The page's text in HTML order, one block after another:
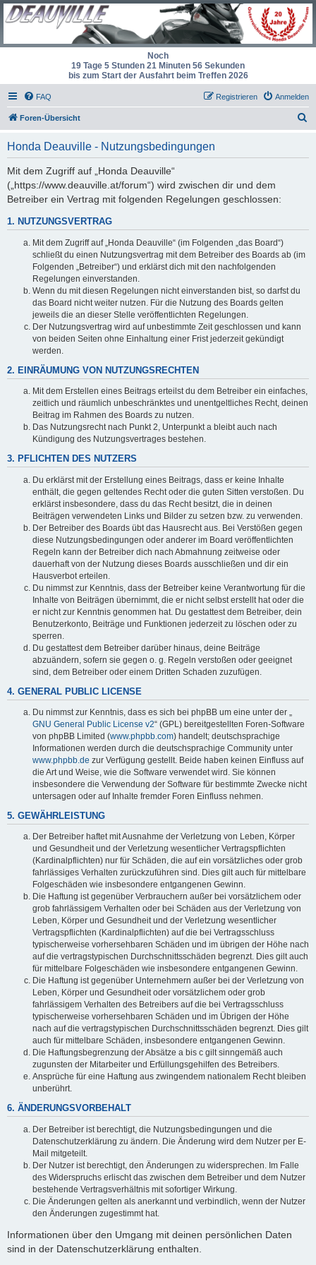
Noch
19 Tage 5 Stunden 21 Minuten 56 Sekunden
bis zum Start der Ausfahrt beim Treffen 2026
FAQ Anmelden
Registrieren
Foren-Übersicht
Honda Deauville - Nutzungsbedingungen
Mit dem Zugriff auf „Honda Deauville“
(„https://www.deauville.at/forum“) wird zwischen dir und dem
Betreiber ein Vertrag mit folgenden Regelungen geschlossen:
1. NUTZUNGSVERTRAG
Mit dem Zugriff auf „Honda Deauville“ (im Folgenden „das Board“)
schließt du einen Nutzungsvertrag mit dem Betreiber des Boards ab (im
Folgenden „Betreiber“) und erklärst dich mit den nachfolgenden
Regelungen einverstanden.
Wenn du mit diesen Regelungen nicht einverstanden bist, so darfst du
das Board nicht weiter nutzen. Für die Nutzung des Boards gelten
jeweils die an dieser Stelle veröffentlichten Regelungen.
Der Nutzungsvertrag wird auf unbestimmte Zeit geschlossen und kann
von beiden Seiten ohne Einhaltung einer Frist jederzeit gekündigt
werden.
2. EINRÄUMUNG VON NUTZUNGSRECHTEN
Mit dem Erstellen eines Beitrags erteilst du dem Betreiber ein einfaches,
zeitlich und räumlich unbeschränktes und unentgeltliches Recht, deinen
Beitrag im Rahmen des Boards zu nutzen.
Das Nutzungsrecht nach Punkt 2, Unterpunkt a bleibt auch nach
Kündigung des Nutzungsvertrages bestehen.
3. PFLICHTEN DES NUTZERS
Du erklärst mit der Erstellung eines Beitrags, dass er keine Inhalte
enthält, die gegen geltendes Recht oder die guten Sitten verstoßen. Du
erklärst insbesondere, dass du das Recht besitzt, die in deinen
Beiträgen verwendeten Links und Bilder zu setzen bzw. zu verwenden.
Der Betreiber des Boards übt das Hausrecht aus. Bei Verstößen gegen
diese Nutzungsbedingungen oder anderer im Board veröffentlichten
Regeln kann der Betreiber dich nach Abmahnung zeitweise oder
dauerhaft von der Nutzung dieses Boards ausschließen und dir ein
Hausverbot erteilen.
Du nimmst zur Kenntnis, dass der Betreiber keine Verantwortung für die
Inhalte von Beiträgen übernimmt, die er nicht selbst erstellt hat oder die
er nicht zur Kenntnis genommen hat. Du gestattest dem Betreiber, dein
Benutzerkonto, Beiträge und Funktionen jederzeit zu löschen oder zu
sperren.
Du gestattest dem Betreiber darüber hinaus, deine Beiträge
abzuändern, sofern sie gegen o. g. Regeln verstoßen oder geeignet
sind, dem Betreiber oder einem Dritten Schaden zuzufügen.
4. GENERAL PUBLIC LICENSE
Du nimmst zur Kenntnis, dass es sich bei phpBB um eine unter der „
GNU General Public License v2“ (GPL) bereitgestellten Foren-Software
von phpBB Limited (www.phpbb.com) handelt; deutschsprachige
Informationen werden durch die deutschsprachige Community unter
www.phpbb.de zur Verfügung gestellt. Beide haben keinen Einfluss auf
die Art und Weise, wie die Software verwendet wird. Sie können
insbesondere die Verwendung der Software für bestimmte Zwecke nicht
untersagen oder auf Inhalte fremder Foren Einfluss nehmen.
5. GEWÄHRLEISTUNG
Der Betreiber haftet mit Ausnahme der Verletzung von Leben, Körper
und Gesundheit und der Verletzung wesentlicher Vertragspflichten
(Kardinalpflichten) nur für Schäden, die auf ein vorsätzliches oder grob
fahrlässiges Verhalten zurückzuführen sind. Dies gilt auch für mittelbare
Folgeschäden wie insbesondere entgangenen Gewinn.
Die Haftung ist gegenüber Verbrauchern außer bei vorsätzlichem oder
grob fahrlässigem Verhalten oder bei Schäden aus der Verletzung von
Leben, Körper und Gesundheit und der Verletzung wesentlicher
Vertragspflichten (Kardinalpflichten) auf die bei Vertragsschluss
typischerweise vorhersehbaren Schäden und im übrigen der Höhe nach
auf die vertragstypischen Durchschnittsschäden begrenzt. Dies gilt auch
für mittelbare Folgeschäden wie insbesondere entgangenen Gewinn.
Die Haftung ist gegenüber Unternehmern außer bei der Verletzung von
Leben, Körper und Gesundheit oder vorsätzlichem oder grob
fahrlässigem Verhalten des Betreibers auf die bei Vertragsschluss
typischerweise vorhersehbaren Schäden und im Übrigen der Höhe
nach auf die vertragstypischen Durchschnittsschäden begrenzt. Dies gilt
auch für mittelbare Schäden, insbesondere entgangenen Gewinn.
Die Haftungsbegrenzung der Absätze a bis c gilt sinngemäß auch
zugunsten der Mitarbeiter und Erfüllungsgehilfen des Betreibers.
Ansprüche für eine Haftung aus zwingendem nationalem Recht bleiben
unberührt.
6. ÄNDERUNGSVORBEHALT
Der Betreiber ist berechtigt, die Nutzungsbedingungen und die
Datenschutzerklärung zu ändern. Die Änderung wird dem Nutzer per E-
Mail mitgeteilt.
Der Nutzer ist berechtigt, den Änderungen zu widersprechen. Im Falle
des Widerspruchs erlischt das zwischen dem Betreiber und dem Nutzer
bestehende Vertragsverhältnis mit sofortiger Wirkung.
Die Änderungen gelten als anerkannt und verbindlich, wenn der Nutzer
den Änderungen zugestimmt hat.
Informationen über den Umgang mit deinen persönlichen Daten
sind in der Datenschutzerklärung enthalten.